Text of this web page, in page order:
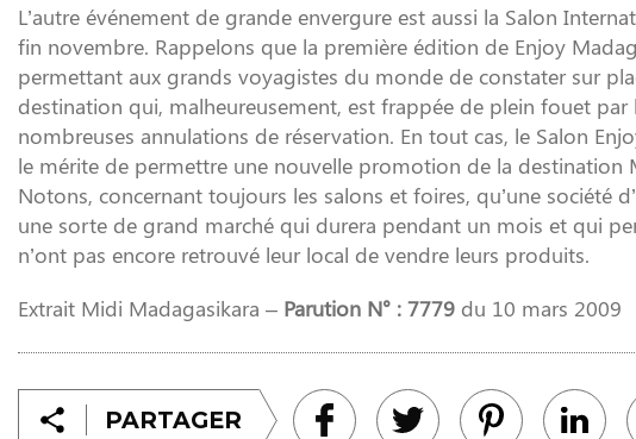
L’autre événement de grande envergure est aussi la Salon
fin novembre. Rappelons que la première édition de Enjoy
permettant aux grands voyagistes du monde de constater sur
destination qui, malheureusement, est frappée de plein fouet
nombreuses annulations de réservation. En tout cas, le Salon
le mérite de permettre une nouvelle promotion de la destination
Notons, concernant toujours les salons et foires, qu’une société
une sorte de grand marché qui durera pendant un mois et qui
n’ont pas encore retrouvé leur local de vendre leurs produits.
Extrait Midi Madagasikara – Parution N° : 7779 du 10 mars 2009
PARTAGER